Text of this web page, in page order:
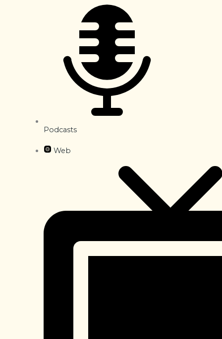
Podcasts
Web